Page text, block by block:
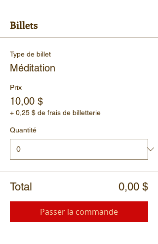
Billets
Type de billet
Méditation
Prix
10,00 $
+ 0,25 $ de frais de billetterie
Quantité
Total 0,00 $
Passer la commande